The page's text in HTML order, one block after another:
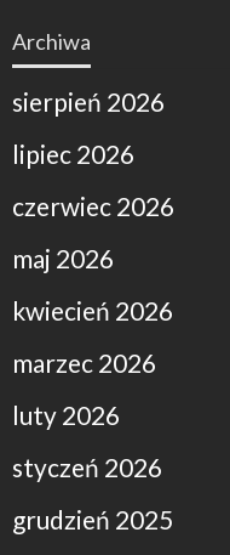
Archiwa
sierpień 2026
lipiec 2026
czerwiec 2026
maj 2026
kwiecień 2026
marzec 2026
luty 2026
styczeń 2026
grudzień 2025